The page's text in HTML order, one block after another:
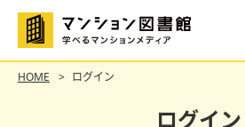
HOME ログイン
ログイン